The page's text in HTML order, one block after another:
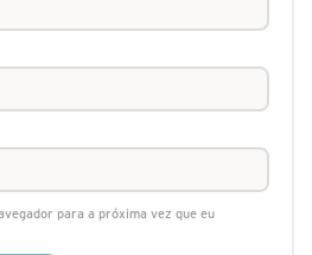
para a próxima vez que eu